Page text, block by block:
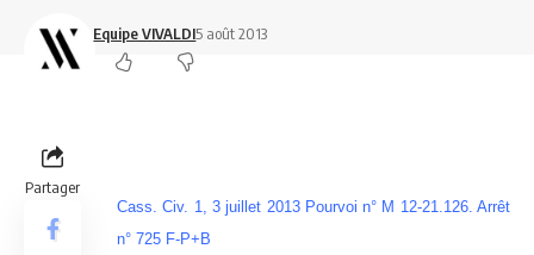
Equipe VIVALDI5 août 2013
Partager
Cass. Civ. 1, 3 juillet 2013 Pourvoi n° M 12-21.126. Arrêt
n° 725 F-P+B